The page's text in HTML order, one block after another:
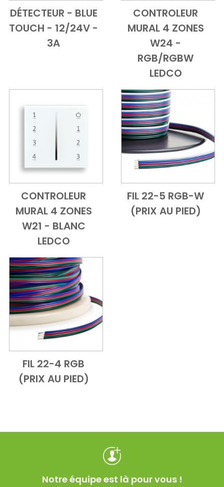
Add to Cart
Vue d'ensemble
DÉTECTEUR - BLUE
TOUCH - 12/24V -
3A
Add to Cart
Vue
CONTROLEUR
MURAL 4 ZONES
W24 -
RGB/RGBW
LEDCO
Add to Cart
Vue d'ensemble
CONTROLEUR
MURAL 4 ZONES
W21 - BLANC
LEDCO
Add to Cart
Vue
FIL 22-5 RGB-W
(PRIX AU PIED)
Add to CartVue d'ensemble
FIL 22-4 RGB
(PRIX AU PIED)
Notre équipe est là pour vous !